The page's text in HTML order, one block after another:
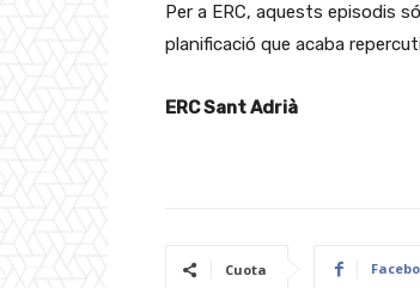
Per a ERC, aquests episodis
planificació que acaba
ERC Sant Adrià
Cuota